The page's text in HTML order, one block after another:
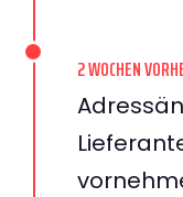
2 WOCHEN